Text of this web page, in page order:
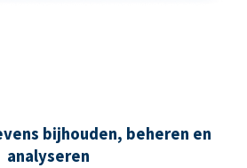
bijhouden, beheren en
analyseren